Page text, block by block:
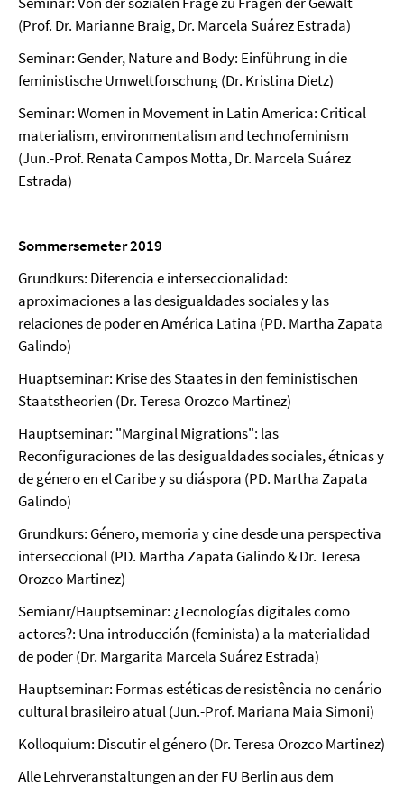
(Prof. Dr. Marianne Braig, Dr. Marcela Suárez Estrada)
Seminar: Gender, Nature and Body: Einführung in die
feministische Umweltforschung (Dr. Kristina Dietz)
Seminar: Women in Movement in Latin America: Critical
materialism, environmentalism and technofeminism
(Jun.-Prof. Renata Campos Motta, Dr. Marcela Suárez
Estrada)
Sommersemeter 2019
Grundkurs: Diferencia e interseccionalidad:
aproximaciones a las desigualdades sociales y las
relaciones de poder en América Latina (PD. Martha Zapata
Galindo)
Huaptseminar: Krise des Staates in den feministischen
Staatstheorien (Dr. Teresa Orozco Martinez)
Hauptseminar: "Marginal Migrations": las
Reconfiguraciones de las desigualdades sociales, étnicas y
de género en el Caribe y su diáspora (PD. Martha Zapata
Galindo)
Grundkurs: Género, memoria y cine desde una perspectiva
interseccional (PD. Martha Zapata Galindo & Dr. Teresa
Orozco Martinez)
Semianr/Hauptseminar: ¿Tecnologías digitales como
actores?: Una introducción (feminista) a la materialidad
de poder (Dr. Margarita Marcela Suárez Estrada)
Hauptseminar: Formas estéticas de resistência no cenário
cultural brasileiro atual (Jun.-Prof. Mariana Maia Simoni)
Kolloquium: Discutir el género (Dr. Teresa Orozco Martinez)
Alle Lehrveranstaltungen an der FU Berlin aus dem